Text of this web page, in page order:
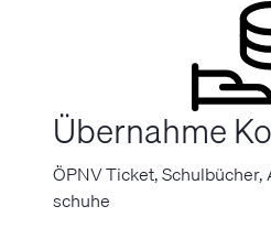
Übernahme
ÖPNV Ticket,
schuhe